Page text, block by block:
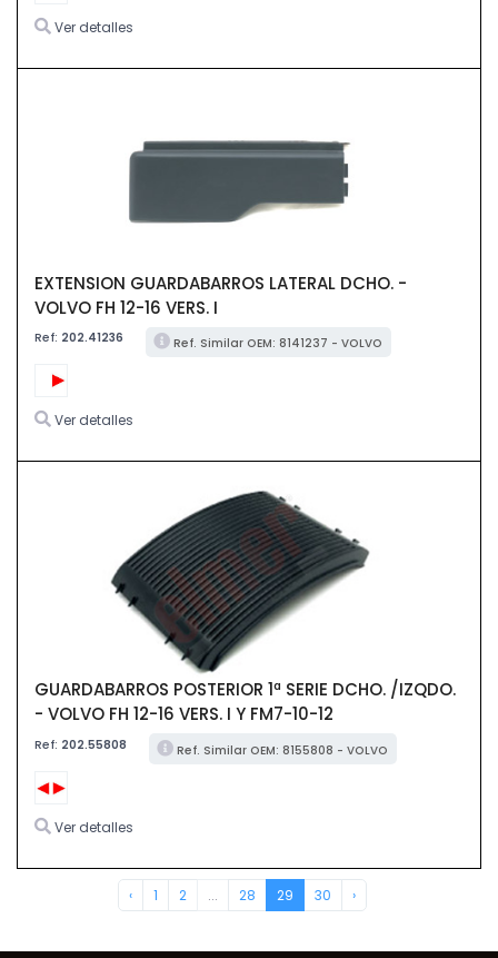
Ver detalles
EXTENSION GUARDABARROS LATERAL DCHO. -
VOLVO FH 12-16 VERS. I
Ref: 202.41236 Ref. Similar OEM: 8141237 - VOLVO
Ver detalles
GUARDABARROS POSTERIOR 1ª SERIE DCHO. /IZQDO.
- VOLVO FH 12-16 VERS. I Y FM7-10-12
Ref: 202.55808 Ref. Similar OEM: 8155808 - VOLVO
Ver detalles
‹ 1 2 ... 28 29 30 ›